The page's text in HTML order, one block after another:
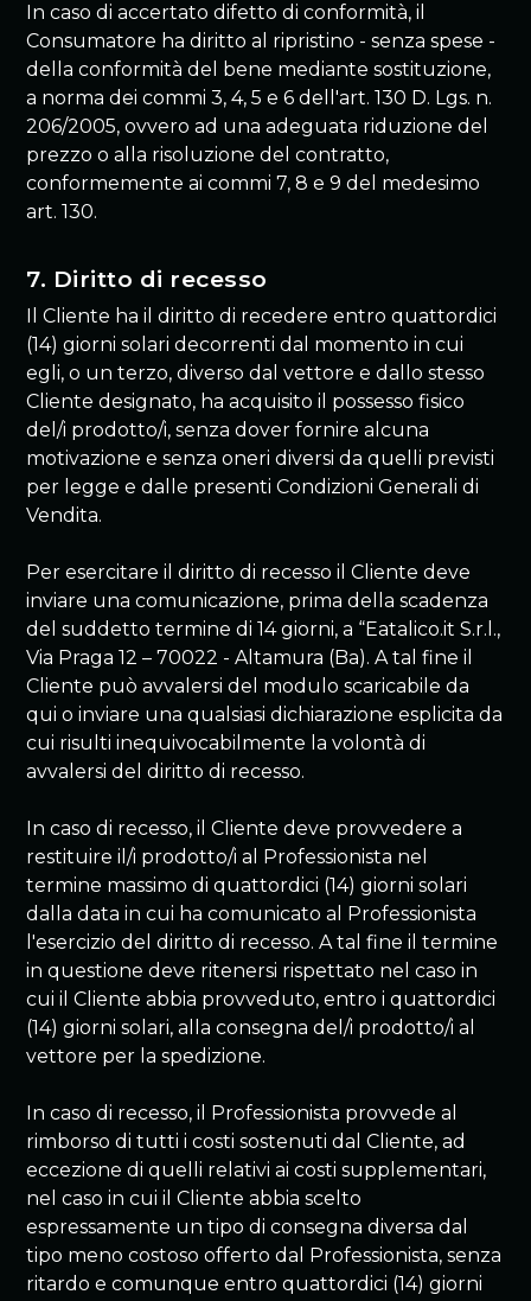
In caso di accertato difetto di conformità, il
Consumatore ha diritto al ripristino - senza spese -
della conformità del bene mediante sostituzione,
a norma dei commi 3, 4, 5 e 6 dell'art. 130 D. Lgs. n.
206/2005, ovvero ad una adeguata riduzione del
prezzo o alla risoluzione del contratto,
conformemente ai commi 7, 8 e 9 del medesimo
art. 130.
7. Diritto di recesso
Il Cliente ha il diritto di recedere entro quattordici
(14) giorni solari decorrenti dal momento in cui
egli, o un terzo, diverso dal vettore e dallo stesso
Cliente designato, ha acquisito il possesso fisico
del/i prodotto/i, senza dover fornire alcuna
motivazione e senza oneri diversi da quelli previsti
per legge e dalle presenti Condizioni Generali di
Vendita.
Per esercitare il diritto di recesso il Cliente deve
inviare una comunicazione, prima della scadenza
del suddetto termine di 14 giorni, a “Eatalico.it S.r.l.,
Via Praga 12 – 70022 - Altamura (Ba). A tal fine il
Cliente può avvalersi del modulo scaricabile da
qui o inviare una qualsiasi dichiarazione esplicita da
cui risulti inequivocabilmente la volontà di
avvalersi del diritto di recesso.
In caso di recesso, il Cliente deve provvedere a
restituire il/i prodotto/i al Professionista nel
termine massimo di quattordici (14) giorni solari
dalla data in cui ha comunicato al Professionista
l'esercizio del diritto di recesso. A tal fine il termine
in questione deve ritenersi rispettato nel caso in
cui il Cliente abbia provveduto, entro i quattordici
(14) giorni solari, alla consegna del/i prodotto/i al
vettore per la spedizione.
In caso di recesso, il Professionista provvede al
rimborso di tutti i costi sostenuti dal Cliente, ad
eccezione di quelli relativi ai costi supplementari,
nel caso in cui il Cliente abbia scelto
espressamente un tipo di consegna diversa dal
tipo meno costoso offerto dal Professionista, senza
ritardo e comunque entro quattordici (14) giorni